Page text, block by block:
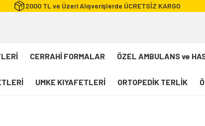
2000 TL ve Üzeri Alışverişlerde ÜCRETSİZ KARGO
CERRAHİ FORMALAR ÖZEL AMBULANS ve
UMKE KIYAFETLERİ ORTOPEDİK TERLİK